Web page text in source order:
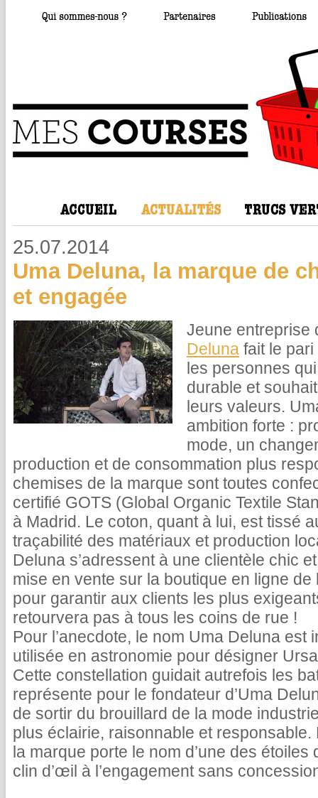
25.07.2014
Uma Deluna, la marque de
et engagée
Jeune entreprise
Deluna fait le
les personnes
durable et
leurs valeurs.
ambition forte :
mode, un
production et de consommation plus
chemises de la marque sont toutes
certifié GOTS (Global Organic Textile
à Madrid. Le coton, quant à lui, est tissé
traçabilité des matériaux et production
Deluna s’adressent à une clientèle chic
mise en vente sur la boutique en ligne
pour garantir aux clients les plus
retourvera pas à tous les coins de rue !
Pour l’anecdote, le nom Uma Deluna est
utilisée en astronomie pour désigner
Cette constellation guidait autrefois les
représente pour le fondateur d’Uma
de sortir du brouillard de la mode
plus éclairie, raisonnable et responsable.
la marque porte le nom d’une des
clin d’œil à l’engagement sans